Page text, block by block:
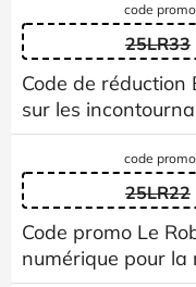
code
25LR33
Code de réduction
sur les
code
25LR22
Code promo Le
numérique pour la